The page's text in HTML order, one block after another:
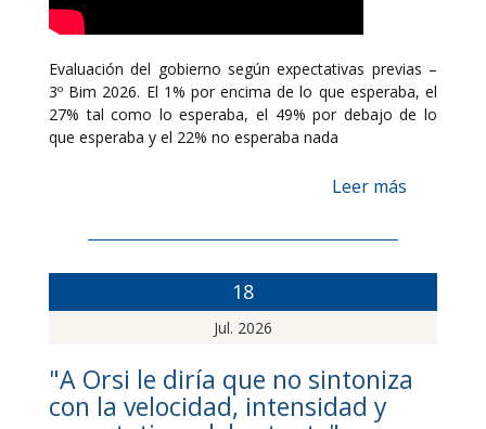
Evaluación del gobierno según expectativas previas –
3º Bim 2026. El 1% por encima de lo que esperaba, el
27% tal como lo esperaba, el 49% por debajo de lo
que esperaba y el 22% no esperaba nada
Leer más
18
Jul. 2026
"A Orsi le diría que no sintoniza
con la velocidad, intensidad y